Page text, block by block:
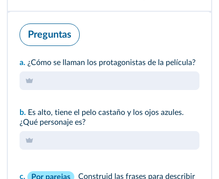
Preguntas
a. ¿Cómo se llaman los protagonistas de la película?
b. Es alto, tiene el pelo castaño y los ojos azules.
¿Qué personaje es?
c. Por parejas
Construid las frases para describir